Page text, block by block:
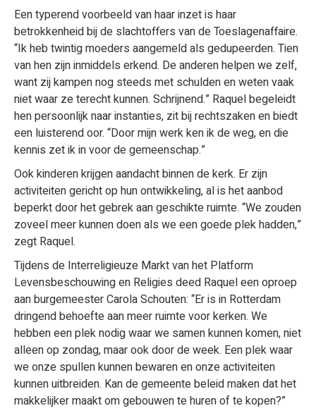
Een typerend voorbeeld van haar inzet is haar
betrokkenheid bij de slachtoffers van de Toeslagenaffaire.
“Ik heb twintig moeders aangemeld als gedupeerden. Tien
van hen zijn inmiddels erkend. De anderen helpen we zelf,
want zij kampen nog steeds met schulden en weten vaak
niet waar ze terecht kunnen. Schrijnend.” Raquel begeleidt
hen persoonlijk naar instanties, zit bij rechtszaken en biedt
een luisterend oor. “Door mijn werk ken ik de weg, en die
kennis zet ik in voor de gemeenschap.”
Ook kinderen krijgen aandacht binnen de kerk. Er zijn
activiteiten gericht op hun ontwikkeling, al is het aanbod
beperkt door het gebrek aan geschikte ruimte. “We zouden
zoveel meer kunnen doen als we een goede plek hadden,”
zegt Raquel.
Tijdens de Interreligieuze Markt van het Platform
Levensbeschouwing en Religies deed Raquel een oproep
aan burgemeester Carola Schouten: “Er is in Rotterdam
dringend behoefte aan meer ruimte voor kerken. We
hebben een plek nodig waar we samen kunnen komen, niet
alleen op zondag, maar ook door de week. Een plek waar
we onze spullen kunnen bewaren en onze activiteiten
kunnen uitbreiden. Kan de gemeente beleid maken dat het
makkelijker maakt om gebouwen te huren of te kopen?”